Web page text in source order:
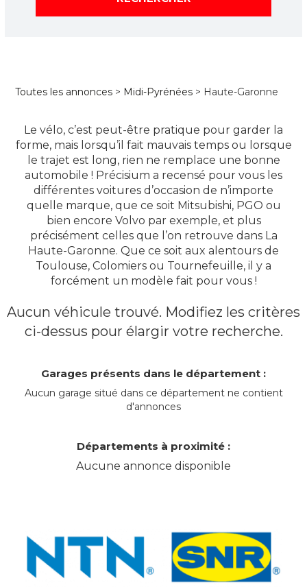
Toutes les annonces > Midi-Pyrénées > Haute-Garonne
Le vélo, c’est peut-être pratique pour garder la
forme, mais lorsqu’il fait mauvais temps ou lorsque
le trajet est long, rien ne remplace une bonne
automobile ! Précisium a recensé pour vous les
différentes voitures d’occasion de n’importe
quelle marque, que ce soit Mitsubishi, PGO ou
bien encore Volvo par exemple, et plus
précisément celles que l’on retrouve dans La
Haute-Garonne. Que ce soit aux alentours de
Toulouse, Colomiers ou Tournefeuille, il y a
forcément un modèle fait pour vous !
Aucun véhicule trouvé. Modifiez les critères
ci-dessus pour élargir votre recherche.
Garages présents dans le département :
Aucun garage situé dans ce département ne contient
d'annonces
Départements à proximité :
Aucune annonce disponible